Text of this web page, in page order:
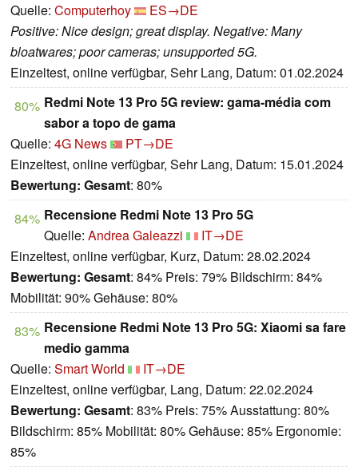
Quelle: Computerhoy
ES→DE
Positive: Nice design; great display. Negative: Many
bloatwares; poor cameras; unsupported 5G.
Einzeltest, online verfügbar, Sehr Lang, Datum: 01.02.2024
80% Redmi Note 13 Pro 5G review: gama-média com
sabor a topo de gama
Quelle: 4G News
PT→DE
Einzeltest, online verfügbar, Sehr Lang, Datum: 15.01.2024
Bewertung: Gesamt: 80%
84% Recensione Redmi Note 13 Pro 5G
Quelle: Andrea Galeazzi
IT→DE
Einzeltest, online verfügbar, Kurz, Datum: 28.02.2024
Bewertung: Gesamt: 84% Preis: 79% Bildschirm: 84%
Mobilität: 90% Gehäuse: 80%
83% Recensione Redmi Note 13 Pro 5G: Xiaomi sa fare
medio gamma
Quelle: Smart World
IT→DE
Einzeltest, online verfügbar, Lang, Datum: 22.02.2024
Bewertung: Gesamt: 83% Preis: 75% Ausstattung: 80%
Bildschirm: 85% Mobilität: 80% Gehäuse: 85% Ergonomie:
85%